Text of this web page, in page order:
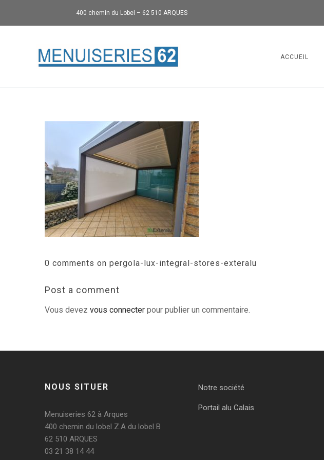
400 chemin du Lobel – 62 510 ARQUES
ACCUEIL
0 comments on pergola-lux-integral-stores-exteralu
Post a comment
Vous devezvous connecter pour publier un commentaire.
NOUS SITUER
Menuiseries 62 à Arques
400 chemin du lobel Z.A du lobel B
62 510 ARQUES
03 21 38 14 44
Notre société
Portail alu Calais